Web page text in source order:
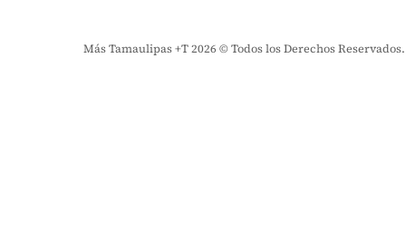
Más Tamaulipas +T 2026 © Todos los Derechos